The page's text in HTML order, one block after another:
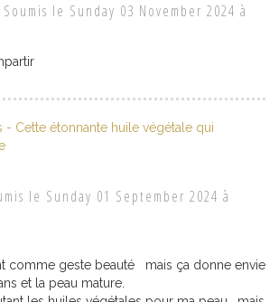
Soumis le Sunday 03 November 2024 à
- Cette étonnante huile végétale qui
le Sunday 01 September 2024 à
comme geste beauté mais ça donne envie
et la peau mature.